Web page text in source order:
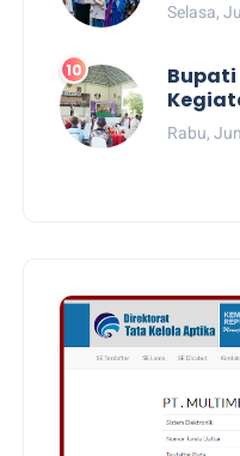
Selasa,
Bupati
Rabu,